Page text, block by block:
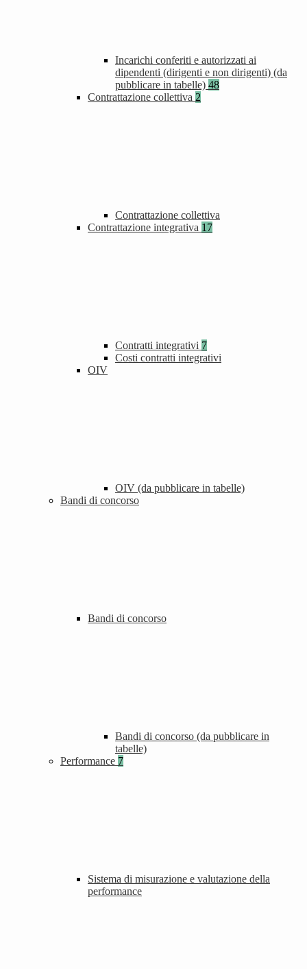
Incarichi conferiti e autorizzati ai
dipendenti (dirigenti e non dirigenti) (da
pubblicare in tabelle) 48
Contrattazione collettiva 2
Contrattazione collettiva
Contrattazione integrativa 17
Contratti integrativi 7
Costi contratti integrativi
OIV
OIV (da pubblicare in tabelle)
Bandi di concorso
Bandi di concorso
Bandi di concorso (da pubblicare in
tabelle)
Performance 7
Sistema di misurazione e valutazione della
performance